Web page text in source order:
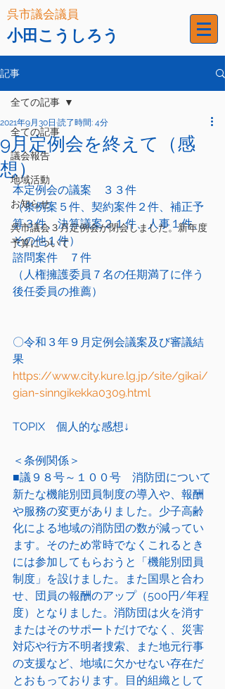
呉市議会議員
小田こうしろう
記事
全ての記事
議会報告
地域活動
お知らせ
呉市議会３月定例会が閉会しました。新年度
予算について
全ての記事
9月定例会を終えて（感
想）
2021年9月30日 読了時間: 4分
本定例会の議案　３３件
（条例案５件、契約案件２件、補正予
算３件、決算議案２１件、人事１件、
その他１件）
諮問案件　７件
（人権擁護委員７名の任期満了に伴う
後任委員の推薦）
〇令和３年９月定例会議案及び審議結
果
https://www.city.kure.lg.jp/site/gikai/
gian-sinngikekka0309.html
TOPIX　個人的な感想↓
＜条例関係＞
■議９８号～１００号　消防団について
新たな機能別団員制度の導入や、報酬
や服務の変更がありました。少子高齢
化による地域の消防団の数が減ってい
ます。そのため常時でなくこれるとき
には参加してもらおうと「機能別団員
制度」を設けました。また国県と合わ
せ、団員の報酬のアップ（500円/年程
度）となりました。消防団は火を消す
またはそのサポートだけでなく、災害
対応や行方不明者捜索、また地元行事
の支援など、地域に欠かせない存在だ
とおもっております。目的組織として